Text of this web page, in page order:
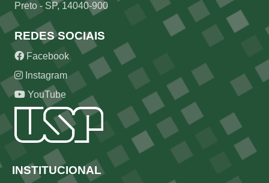
Preto - SP, 14040-900
REDES SOCIAIS
Facebook
Instagram
YouTube
Rodapé
INSTITUCIONAL